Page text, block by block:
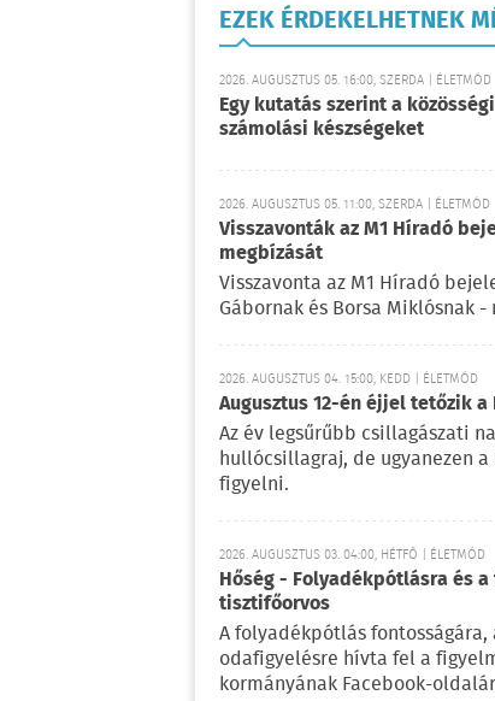
EZEK ÉRDEKELHETNEK
2026. AUGUSZTUS 05. 16:00, SZERDA | ÉLETMÓD
Egy kutatás szerint a
számolási készségeket
2026. AUGUSZTUS 05. 11:00, SZERDA | ÉLETMÓD
Visszavonták az M1 Híradó
megbízását
Visszavonta az M1 Híradó
Gábornak és Borsa Miklósnak
2026. AUGUSZTUS 04. 15:00, KEDD | ÉLETMÓD
Augusztus 12-én éjjel tetőzik
Az év legsűrűbb csillagászati
hullócsillagraj, de ugyanezen
figyelni.
2026. AUGUSZTUS 03. 04:00, HÉTFŐ | ÉLETMÓD
Hőség - Folyadékpótlásra és
tisztifőorvos
A folyadékpótlás
odafigyelésre hívta fel a
kormányának Facebook-